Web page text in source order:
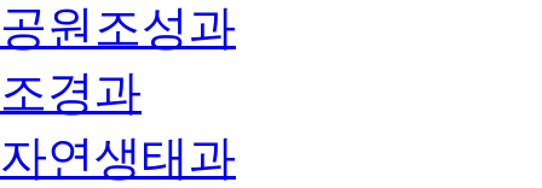
공원조성과
조경과
자연생태과